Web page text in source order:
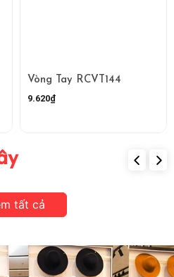
Vòng Tay RCVT144
9.620₫
tất cả